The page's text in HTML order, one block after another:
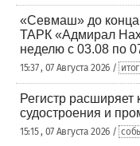
«Севмаш» до
ТАРК «Адмирал
неделю с 03.08 по
15:37 , 07 Августа 2026 /
Регистр
судостроения и
15:15 , 07 Августа 2026 /